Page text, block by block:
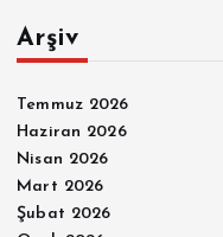
Arşiv
Temmuz 2026
Haziran 2026
Nisan 2026
Mart 2026
Şubat 2026